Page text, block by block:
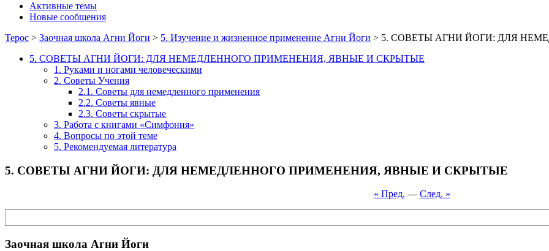
Активные темы
Новые сообщения
Терос > Заочная школа Агни Йоги > 5. Изучение и жизненное применение Агни Йоги > 5. СОВЕТЫ АГНИ ЙОГИ: ДЛЯ
5. СОВЕТЫ АГНИ ЙОГИ: ДЛЯ НЕМЕДЛЕННОГО ПРИМЕНЕНИЯ, ЯВНЫЕ И СКРЫТЫЕ
1. Руками и ногами человеческими
2. Советы Учения
2.1. Советы для немедленного применения
2.2. Советы явные
2.3. Советы скрытые
3. Работа с книгами «Симфония»
4. Вопросы по этой теме
5. Рекомендуемая литература
5. СОВЕТЫ АГНИ ЙОГИ: ДЛЯ НЕМЕДЛЕННОГО ПРИМЕНЕНИЯ, ЯВНЫЕ И СКРЫТЫЕ
« Пред. — След. »
Заочная школа Агни Йоги